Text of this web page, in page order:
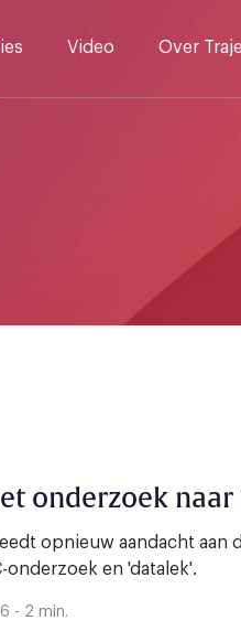
Video Over
onderzoek naar
opnieuw aandacht aan
onderzoek en 'datalek'.
- 2 min.